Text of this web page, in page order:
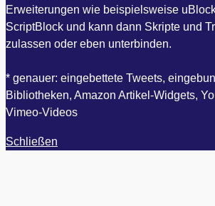
Erweiterungen wie beispielsweise
ScriptBlock und kann dann Skripte und
zulassen oder eben unterbinden.
* genauer: eingebettete Tweets,
Bibliotheken, Amazon Artikel-Widgets,
Vimeo-Videos
Schließen